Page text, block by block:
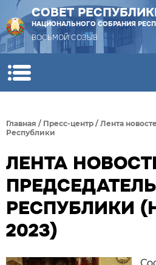
СОВЕТ
НАЦИОНАЛЬНОГО СОБРАНИЯ
ВОСЬМОЙ СОЗЫВ
Главная / Пресс-центр / Лента
Республики
ЛЕНТА
РЕСПУБЛИКИ
2023)